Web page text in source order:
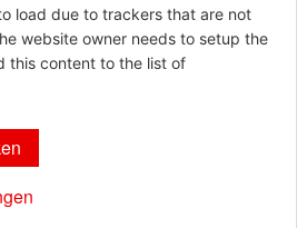
load due to trackers that are not
website owner needs to setup the
this content to the list of